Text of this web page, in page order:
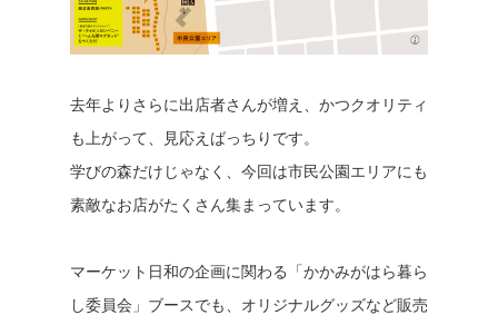
去年よりさらに出店者さんが増え、かつクオリティ
も上がって、見応えばっちりです。
学びの森だけじゃなく、今回は市民公園エリアにも
素敵なお店がたくさん集まっています。
マーケット日和の企画に関わる「かかみがはら暮ら
し委員会」ブースでも、オリジナルグッズなど販売